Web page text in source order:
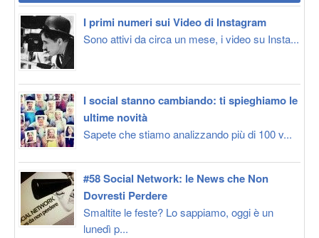
I primi numeri sui Video di Instagram
Sono attivi da circa un mese, i video su Insta...
I social stanno cambiando: ti spieghiamo le
ultime novità
Sapete che stiamo analizzando più di 100 v...
#58 Social Network: le News che Non
Dovresti Perdere
Smaltite le feste? Lo sappiamo, oggi è un
lunedì p...